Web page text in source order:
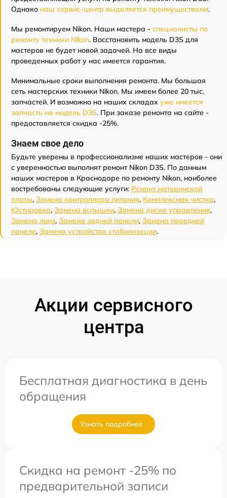
Однако наш сервис-центр выделяется преимуществами.
Мы ремонтируем Nikon. Наши мастера - специалисты по
ремонту техники Nikon. Восстановить модель D3S для
мастеров не будет новой задачей. На все виды
проведенных работ у нас имеется гарантия.
Минимальные сроки выполнения ремонта. Мы большая
сеть мастерских техники Nikon. Мы имеем более 20 тыс.
запчастей. И возможно на наших складах уже имеется
запчасть на модель D3S. При заказе ремонта на сайте -
предоставляется скидка -25%.
Знаем свое дело
Будьте уверены в профессионализме наших мастеров - они
с уверенностью выполнят ремонт Nikon D3S. По данным
наших мастеров в Краснодаре по ремонту Nikon, наиболее
востребованы следующие услуги: Ремонт материнской
платы, Замена контроллера питания, Комплексная чистка,
Юстировка, Замена вспышки, Замена диска управления,
Замена линз, Замена задней панели, Замена передней
панели, Замена устройства стабилизации.
Акции сервисного
центра
Бесплатная диагностика в день
обращения
Узнать подробнее
Скидка на ремонт -25% по
предварительной записи